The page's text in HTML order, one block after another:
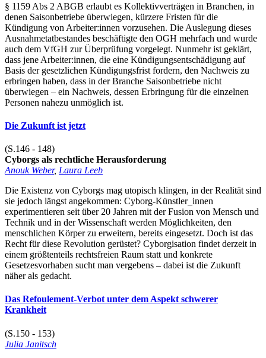
§ 1159 Abs 2 ABGB erlaubt es Kollektivverträgen in Branchen, in
denen Saisonbetriebe überwiegen, kürzere Fristen für die
Kündigung von Arbeiter:innen vorzusehen. Die Auslegung dieses
Ausnahmetatbestandes beschäftigte den OGH mehrfach und wurde
auch dem VfGH zur Überprüfung vorgelegt. Nunmehr ist geklärt,
dass jene Arbeiter:innen, die eine Kündigungsentschädigung auf
Basis der gesetzlichen Kündigungsfrist fordern, den Nachweis zu
erbringen haben, dass in der Branche Saisonbetriebe nicht
überwiegen – ein Nachweis, dessen Erbringung für die einzelnen
Personen nahezu unmöglich ist.
Die Zukunft ist jetzt
(S.146 - 148)
Cyborgs als rechtliche Herausforderung
Anouk Weber, Laura Leeb
Die Existenz von Cyborgs mag utopisch klingen, in der Realität sind
sie jedoch längst angekommen: Cyborg-Künstler_innen
experimentieren seit über 20 Jahren mit der Fusion von Mensch und
Technik und in der Wissenschaft werden Möglichkeiten, den
menschlichen Körper zu erweitern, bereits eingesetzt. Doch ist das
Recht für diese Revolution gerüstet? Cyborgisation findet derzeit in
einem größtenteils rechtsfreien Raum statt und konkrete
Gesetzesvorhaben sucht man vergebens – dabei ist die Zukunft
näher als gedacht.
Das Refoulement-Verbot unter dem Aspekt schwerer
Krankheit
(S.150 - 153)
Julia Janitsch